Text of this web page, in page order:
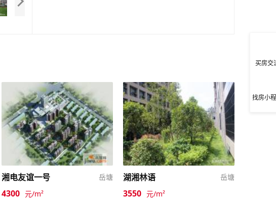
湘电友谊一号 岳塘
4300 元/m²
湖湘林语 岳塘
3550 元/m²
买房交
找房小